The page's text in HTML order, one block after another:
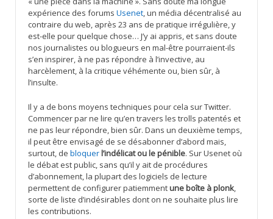
expérience des forums Usenet, un média décentralisé au
contraire du web, après 23 ans de pratique irrégulière, y
est-elle pour quelque chose… J’y ai appris, et sans doute
nos journalistes ou blogueurs en mal-être pourraient-ils
s’en inspirer, à ne pas répondre à l’invective, au
harcèlement, à la critique véhémente ou, bien sûr, à
l’insulte.
Il y a de bons moyens techniques pour cela sur Twitter.
Commencer par ne lire qu’en travers les trolls patentés et
ne pas leur répondre, bien sûr. Dans un deuxième temps,
il peut être envisagé de se désabonner d’abord mais,
surtout, de bloquerl’indélicat ou le pénible. Sur Usenet où
le débat est public, sans qu’il y ait de procédures
d’abonnement, la plupart des logiciels de lecture
permettent de configurer patiemmentune boîte à plonk,
sorte de liste d’indésirables dont on ne souhaite plus lire
les contributions.